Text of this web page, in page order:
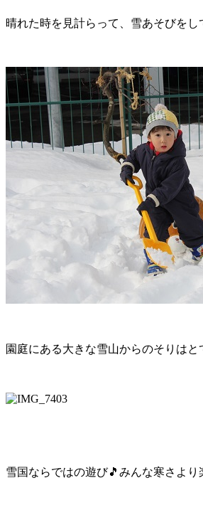
晴れた時を見計らって、雪あそびをし
園庭にある大きな雪山からのそりはと
雪国ならではの遊び🎵みんな寒さよ